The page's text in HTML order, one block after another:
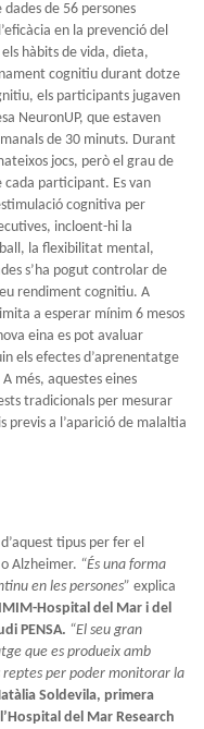
de 56 persones
en la prevenció del
hàbits de vida, dieta,
cognitiu durant dotze
els participants jugaven
NeuronUP, que estaven
de 30 minuts. Durant
jocs, però el grau de
participant. Es van
cognitiva per
incloent-hi la
la flexibilitat mental,
s’ha pogut controlar de
rendiment cognitiu. A
a esperar mínim 6 mesos
eina es pot avaluar
els efectes d’aprenentatge
més, aquestes eines
tradicionals per mesurar
previs a l’aparició de malaltia
tipus per fer el
Alzheimer. “És una forma
en les persones” explica
Hospital del Mar i del
PENSA. “El seu gran
que es produeix amb
reptes per poder monitorar la
Soldevila, primera
del Mar Research